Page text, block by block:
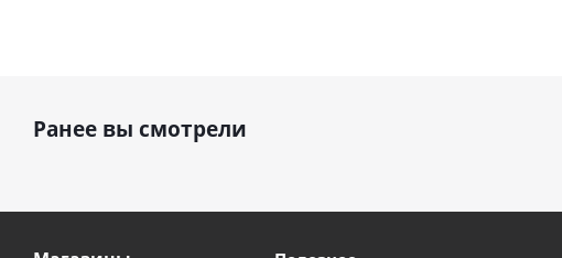
Ранее вы смотрели